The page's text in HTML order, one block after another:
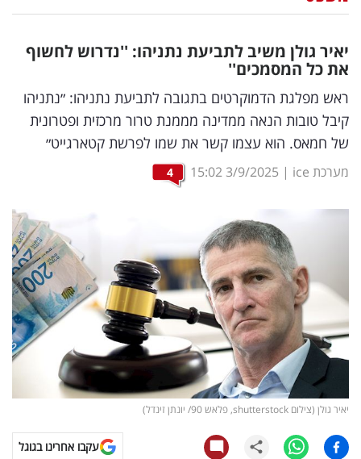
דיגיטל
וטק
שיווק
ופרסום
ומחקרים
דעות
רכילות
עסקית
קריפטו
ויראלי
יאיר גולן משיב לתביעת נתניהו: ''נדרוש לחשוף
את כל המסמכים''
ראש מפלגת הדמוקרטים בתגובה לתביעת נתניהו: ״נתניהו
קיבל טובות הנאה ממדינה מממנת טרור מרכזית ופטרונית
של חמאס. הוא עצמו קשר את שמו לפרשת קטארגייט״
מערכת ice |
3/9/2025
15:02
4
יאיר גולן (צילום shutterstock, פלאש 90/ יונתן זינדל)
עקבו אחרינו בגוגל